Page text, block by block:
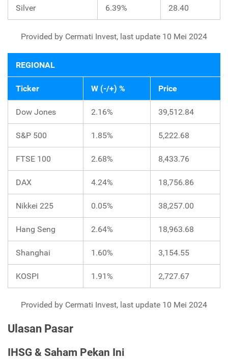
Silver 6.39% 28.40
Provided by Cermati Invest, last update 10 Mei 2024
REGIONAL
Ticker W (-/+) % Price
Dow Jones 2.16% 39,512.84
S&P 500 1.85% 5,222.68
FTSE 100 2.68% 8,433.76
DAX 4.24% 18,756.86
Nikkei 225 0.05% 38,257.00
Hang Seng 2.64% 18,963.68
Shanghai 1.60% 3,154.55
KOSPI 1.91% 2,727.67
Provided by Cermati Invest, last update 10 Mei 2024
Ulasan Pasar
IHSG & Saham Pekan Ini